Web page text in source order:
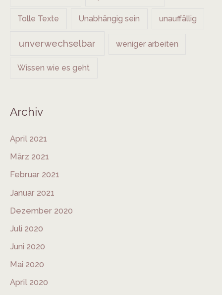
Tolle Texte Unabhängig sein unauffällig
unverwechselbar weniger arbeiten
Wissen wie es geht
Archiv
April 2021
März 2021
Februar 2021
Januar 2021
Dezember 2020
Juli 2020
Juni 2020
Mai 2020
April 2020